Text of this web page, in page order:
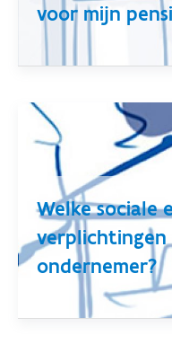
voor mijn
Welke sociale
verplichtingen
ondernemer?